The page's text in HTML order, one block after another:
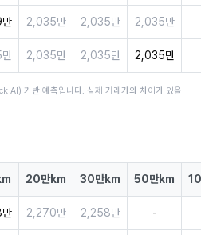
2,035만 2,035만 2,035만
2,035만 2,035만 2,035만
기반 예측입니다. 실제 거래가와 차이가 있을
20만km 30만km 50만km
2,270만 2,258만 -